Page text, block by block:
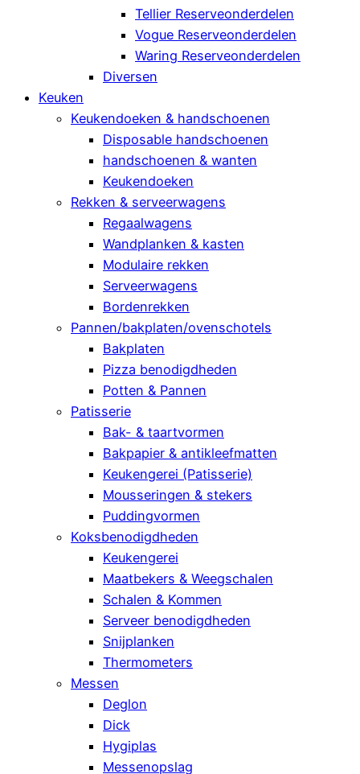
Tellier Reserveonderdelen
Vogue Reserveonderdelen
Waring Reserveonderdelen
Diversen
Keuken
Keukendoeken & handschoenen
Disposable handschoenen
handschoenen & wanten
Keukendoeken
Rekken & serveerwagens
Regaalwagens
Wandplanken & kasten
Modulaire rekken
Serveerwagens
Bordenrekken
Pannen/bakplaten/ovenschotels
Bakplaten
Pizza benodigdheden
Potten & Pannen
Patisserie
Bak- & taartvormen
Bakpapier & antikleefmatten
Keukengerei (Patisserie)
Mousseringen & stekers
Puddingvormen
Koksbenodigdheden
Keukengerei
Maatbekers & Weegschalen
Schalen & Kommen
Serveer benodigdheden
Snijplanken
Thermometers
Messen
Deglon
Dick
Hygiplas
Messenopslag